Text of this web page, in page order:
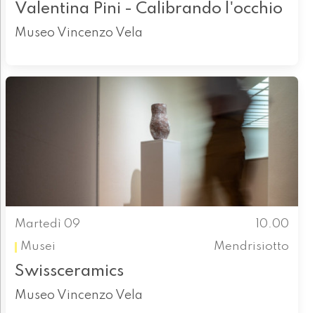
Valentina Pini - Calibrando l'occhio
Museo Vincenzo Vela
Martedì 09
10.00
Musei
Mendrisiotto
Swissceramics
Museo Vincenzo Vela